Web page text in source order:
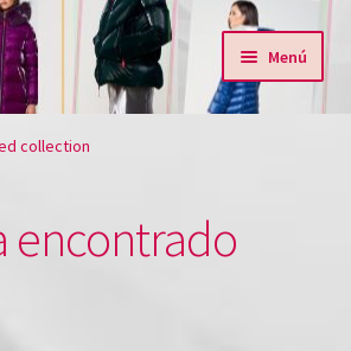
Menú
collection
encontrado